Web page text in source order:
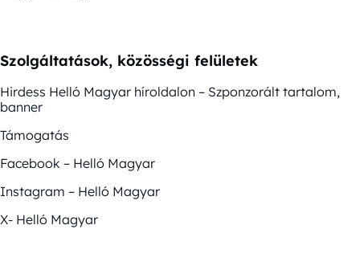
Szolgáltatások, közösségi felületek
Hirdess Helló Magyar híroldalon – Szponzorált tartalom,
banner
Támogatás
Facebook – Helló Magyar
Instagram – Helló Magyar
X- Helló Magyar